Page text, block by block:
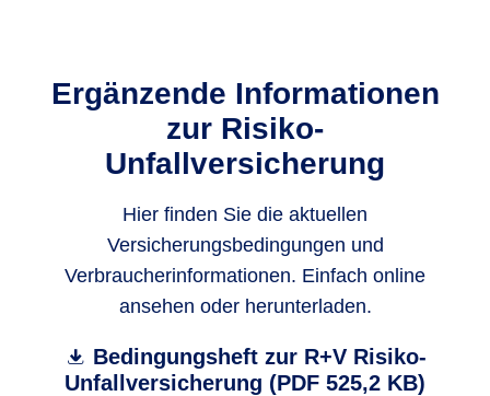
Ergänzende Informationen
zur Risiko-
Unfallversicherung
Hier finden Sie die aktuellen
Versicherungsbedingungen und
Verbraucherinformationen. Einfach online
ansehen oder herunterladen.
Bedingungsheft zur R+V Risiko-
Unfallversicherung (PDF 525,2 KB)